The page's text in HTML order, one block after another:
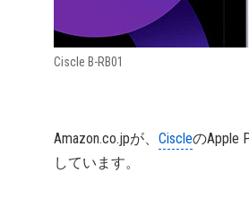
Ciscle B-RB01
Amazon.co.jpが、 CiscleのApple
しています。